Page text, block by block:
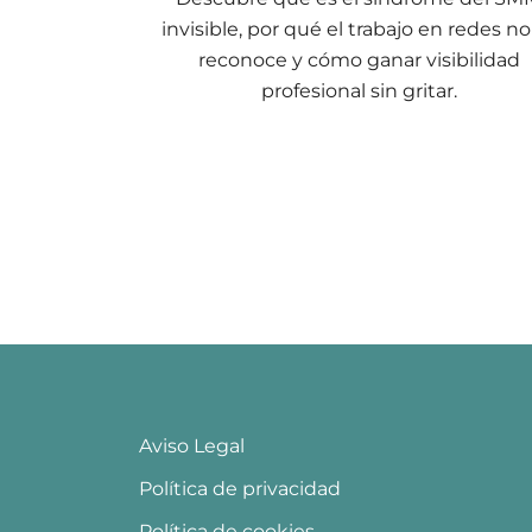
invisible, por qué el trabajo en redes
reconoce y cómo ganar visibilidad
profesional sin gritar.
Aviso Legal
Política de privacidad